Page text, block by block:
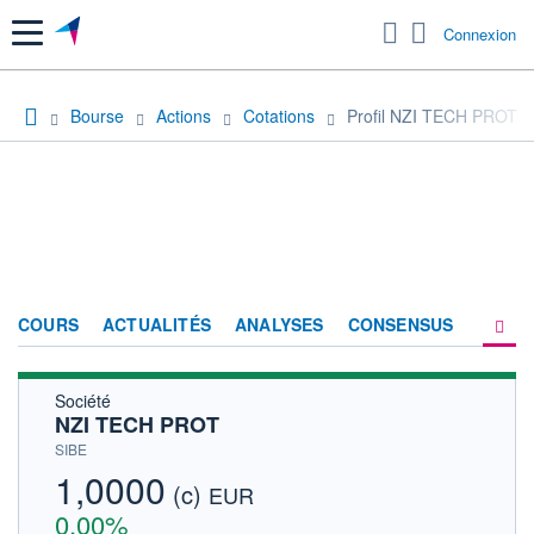
Menu Connexion
Bourse Actions Cotations Profil NZI TECH PROT
COURS ACTUALITÉS ANALYSES CONSENSUS
Société
NZI TECH PROT
SIBE
1,0000 (c) EUR
0,00%